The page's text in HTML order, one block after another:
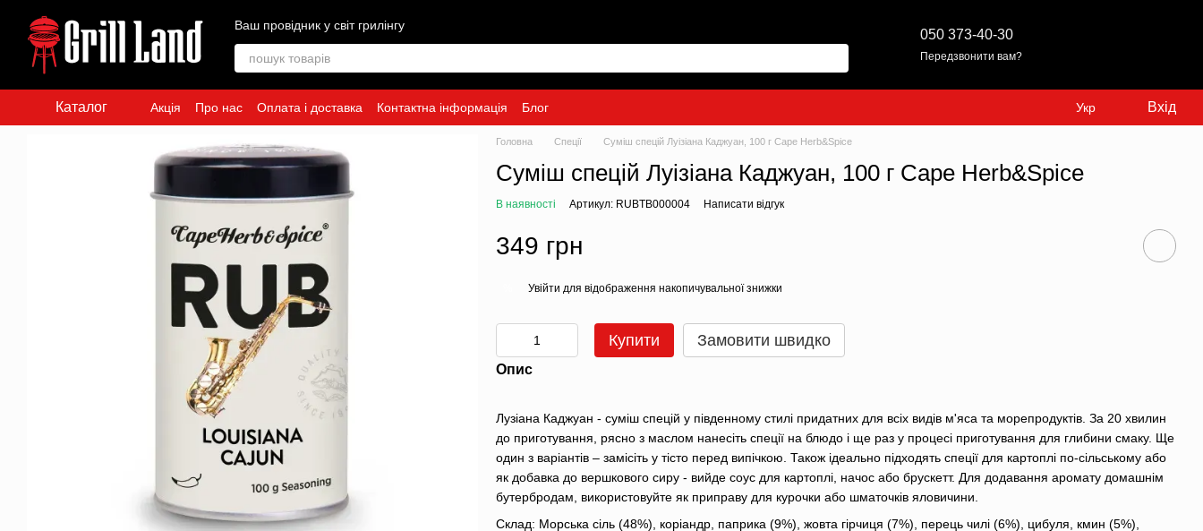
Перейти до основного контенту
Ваш провідник у світ грилінгу
050 373-40-30
Передзвонити вам?
Каталог Акція Про нас Оплата і доставка Контактна інформація Блог Укр Вхід
Головна Спеції Суміш спецій Луізіана Каджуан, 100 г Cape Herb&Spice
Суміш спецій Луізіана Каджуан, 100 г Cape Herb&Spice
В наявності Артикул: RUBTB000004 Написати відгук
349 грн
Увійти для відображення накопичувальної знижки
Купити Замовити швидко
Опис
Лузіана Каджуан - суміш спецій у південному стилі придатних для всіх видів м'яса та морепродуктів. За 20 хвилин
до приготування, рясно з маслом нанесіть спеції на блюдо і ще раз у процесі приготування для глибини смаку. Ще
один з варіантів – замісіть у тісто перед випічкою. Також ідеально підходять спеції для картоплі по-сільському або
як добавка до вершкового сиру - вийде соус для картоплі, начос або брускетт. Для додавання аромату домашнім
бутербродам, використовуйте як приправу для курочки або шматочків яловичини.
Склад: Морська сіль (48%), коріандр, паприка (9%), жовта гірчиця (7%), перець чилі (6%), цибуля, кмин (5%),